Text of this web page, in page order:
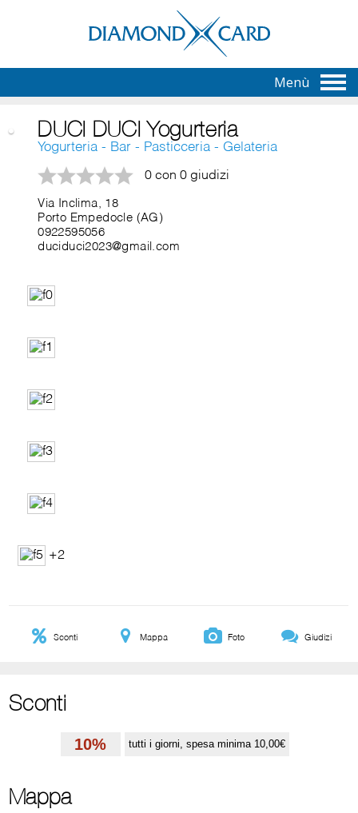
Menù
DUCI DUCI Yogurteria
Yogurteria - Bar - Pasticceria - Gelateria
0 con 0 giudizi
Via Inclima, 18
Porto Empedocle (AG)
0922595056
duciduci2023@gmail.com
+2
Sconti Mappa Foto Giudizi
Sconti
10% tutti i giorni, spesa minima 10,00€
Mappa